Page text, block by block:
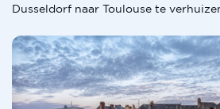
Dusseldorf naar Toulouse te